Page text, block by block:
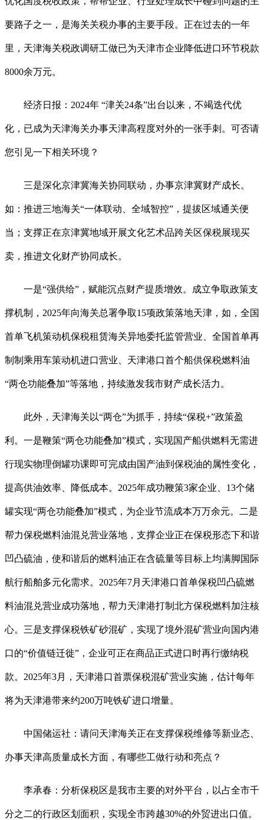
要路子之一，是海关关税办事的主要手段。正在过去的一年
里，天津海关税政调研工做已为天津市企业降低进口环节税款
8000余万元。
经济日报：2024年 “津关24条”出台以来，不竭迭代优
化，已成为天津海关办事天津高程度对外的一张手刺。可否请
您引见一下相关环境？
三是深化京津冀海关协同联动，办事京津冀财产成长。
如：推进三地海关“一体联动、全域智控”，提拔区域通关便
当；支撑正在京津冀地域开展文化艺术品跨关区保税展现买
卖，推进文化财产协同成长。
一是“强供给”，赋能沉点财产提质增效。成立争取政策支
撑机制，2025年向海关总署争取15项政策落地天津，如，全国
首单飞机策动机保税租赁海关异地委托监管营业、全国首单再
制制乘用车策动机进口营业、天津港口首个船供保税燃料油
“两仓功能叠加”等落地，持续激发我市财产成长活力。
此外，天津海关以“两仓”为抓手，持续“保税+”政策盈
利。一是鞭策“两仓功能叠加”模式，实现国产船供燃料无需进
行现实物理倒罐功课即可完成由国产油到保税油的属性变化，
提高供油效率、降低成本。2025年成功鞭策3家企业、13个储
罐实现“两仓功能叠加”模式，为企业节流成本万万余元。二是
帮力保税燃料油混兑营业落地，支撑企业正在保税形态下和谐
凹凸硫油，使和谐后的燃料油正在含硫量等目标上均满脚国际
航行船舶多元化需求。2025年7月天津港口首单保税凹凸硫燃
料油混兑营业成功落地，帮力天津港打制北方保税燃料加注核
心。三是支撑保税铁矿砂混矿，实现了境外混矿营业向国内港
口的“价值链迁徙”，企业可正在商品正式进口时再行缴纳税
款。2025年3月，天津港口首票保税混矿营业实施，估计每年
将为天津港带来约200万吨铁矿进口增量。
中国储运社：请问天津海关正在支撑保税维修等新业态、
办事天津高质量成长方面，有哪些工做行动和亮点？
李承春：分析保税区是我市主要的对外平台，以占全市千
分之二的行政区划面积，实现全市跨越30%的外贸进出口值。